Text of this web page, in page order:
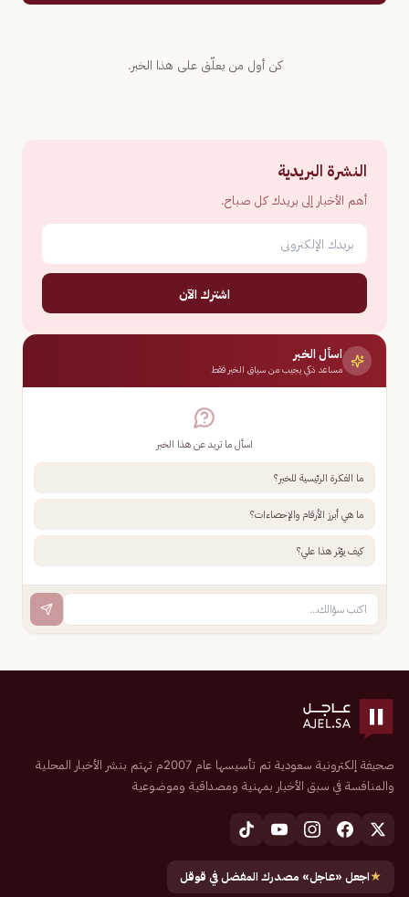
كن أول من يعلّق على هذا الخبر.
النشرة البريدية
أهم الأخبار إلى بريدك كل صباح.
اشترك الآن
اسأل الخبر
مساعد ذكي يجيب من سياق الخبر فقط
اسأل ما تريد عن هذا الخبر
ما الفكرة الرئيسية للخبر؟
ما هي أبرز الأرقام والإحصاءات؟
كيف يؤثر هذا علي؟
صحيفة إلكترونية سعودية تم تأسيسها عام 2007م تهتم بنشر الأخبار المحلية
والمنافسة في سبق الأخبار بمهنية ومصداقية وموضوعية
★اجعل «عاجل» مصدرك المفضل في قوقل